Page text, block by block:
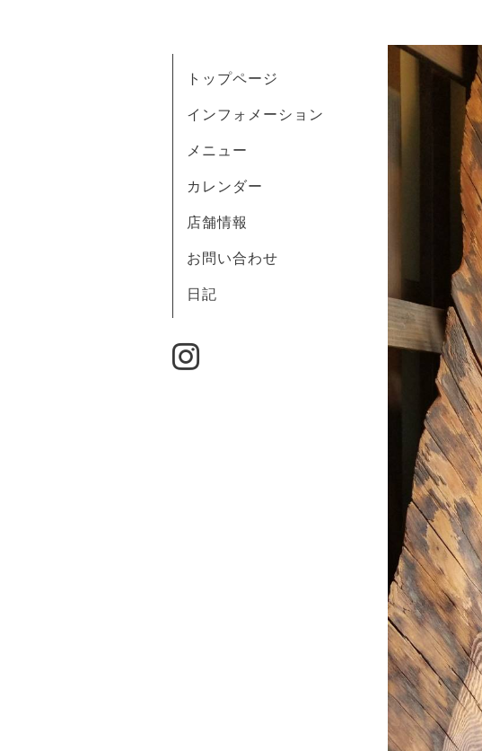
トップページ
インフォメーション
メニュー
カレンダー
店舗情報
お問い合わせ
日記